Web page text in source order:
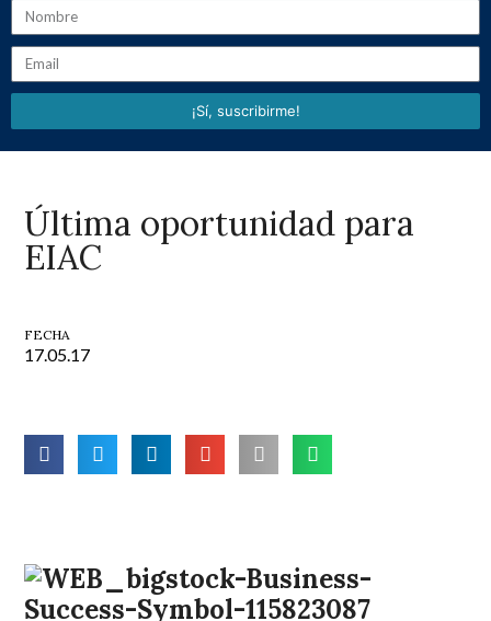
¡Sí, suscribirme!
Última oportunidad para
EIAC
FECHA
17.05.17